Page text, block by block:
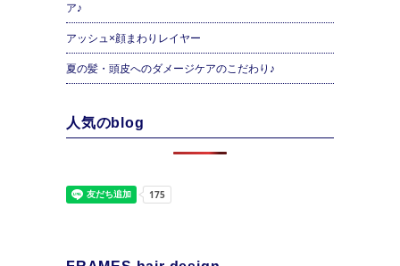
ア♪
アッシュ×顔まわりレイヤー
夏の髪・頭皮へのダメージケアのこだわり♪
人気のblog